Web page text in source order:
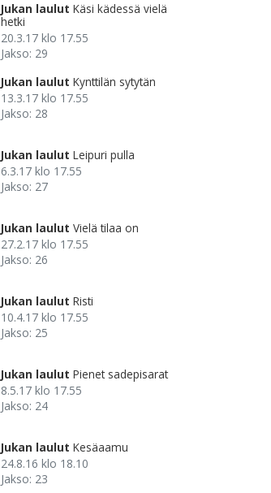
Jukan laulut Käsi kädessä vielä
hetki
20.3.17 klo 17.55
Jakso: 29
Jukan laulut Kynttilän sytytän
13.3.17 klo 17.55
Jakso: 28
Jukan laulut Leipuri pulla
6.3.17 klo 17.55
Jakso: 27
Jukan laulut Vielä tilaa on
27.2.17 klo 17.55
Jakso: 26
Jukan laulut Risti
10.4.17 klo 17.55
Jakso: 25
Jukan laulut Pienet sadepisarat
8.5.17 klo 17.55
Jakso: 24
Jukan laulut Kesäaamu
24.8.16 klo 18.10
Jakso: 23